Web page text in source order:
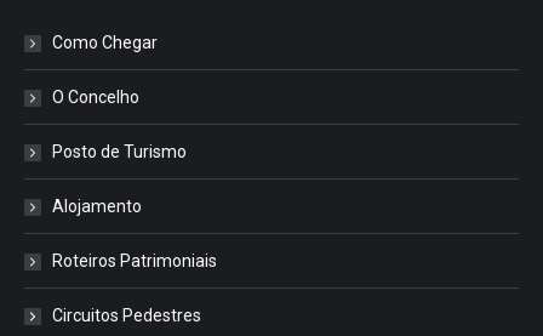
Como Chegar
O Concelho
Posto de Turismo
Alojamento
Roteiros Patrimoniais
Circuitos Pedestres